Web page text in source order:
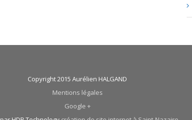
Copyright 2015 Aurélien HALGAND
Mentions légales
Google +